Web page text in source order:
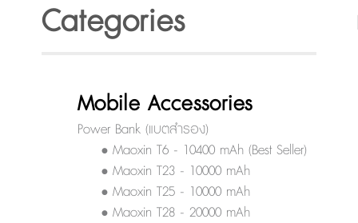
Categories
Mobile Accessories
Power Bank (แบตสำรอง)
• Maoxin T6 - 10400 mAh (Best Seller)
• Maoxin T23 - 10000 mAh
• Maoxin T25 - 10000 mAh
• Maoxin T28 - 20000 mAh